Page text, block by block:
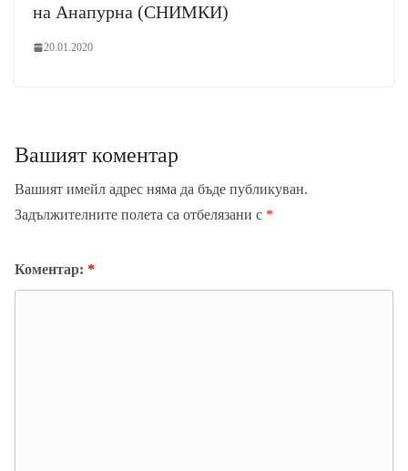
на Анапурна (СНИМКИ)
20.01.2020
Вашият коментар
Вашият имейл адрес няма да бъде публикуван.
Задължителните полета са отбелязани с *
Коментар: *